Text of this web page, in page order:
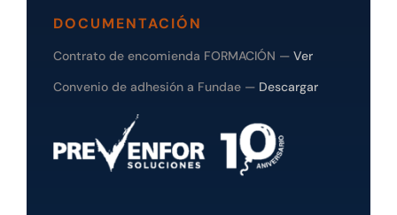
DOCUMENTACIÓN
Contrato de encomienda FORMACIÓN — Ver
Convenio de adhesión a Fundae — Descargar